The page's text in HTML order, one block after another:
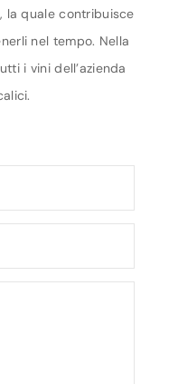
la quale contribuisce
nel tempo. Nella
i vini dell’azienda